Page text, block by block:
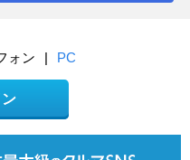
ォン | PC